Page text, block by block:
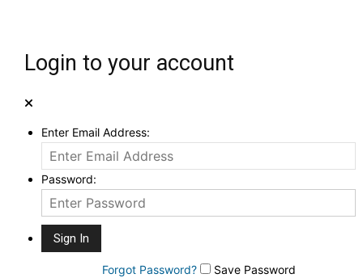
Login to your account
Enter Email Address:
Password:
Forgot Password? Save Password